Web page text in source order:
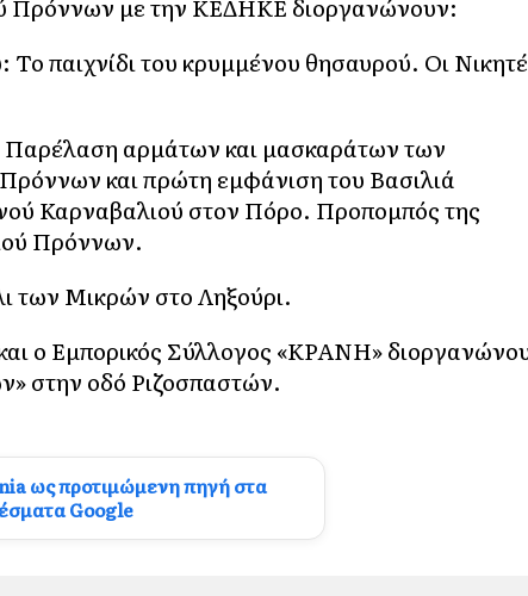
Πρόννων με την ΚΕΔΗΚΕ διοργανώνουν:
παιχνίδι του κρυμμένου θησαυρού. Οι
αρμάτων και μασκαράτων των
και πρώτη εμφάνιση του Βασιλιά
Καρναβαλιού στον Πόρο. Προπομπός της
Πρόννων.
Μικρών στο Ληξούρι.
Εμπορικός Σύλλογος «ΚΡΑΝΗ»
στην οδό Ριζοσπαστών.
ως προτιμώμενη πηγή στα
Google